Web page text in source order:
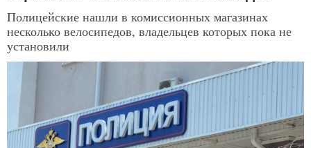
Полицейские нашли в комиссионных магазинах
несколько велосипедов, владельцев которых пока не
установили